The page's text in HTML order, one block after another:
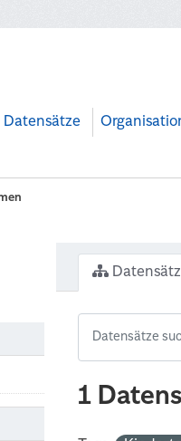
Datensätze
1